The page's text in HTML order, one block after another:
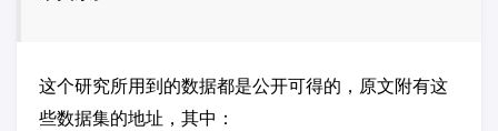
这个研究所用到的数据都是公开可得的，原文附有这
些数据集的地址，其中：